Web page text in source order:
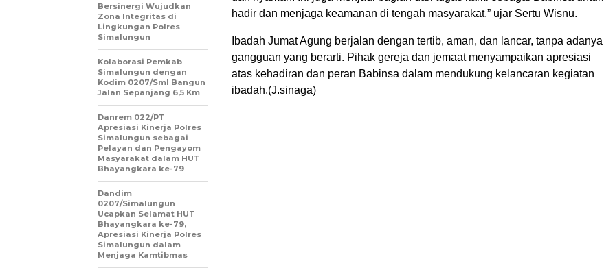
hadir dan menjaga keamanan di tengah masyarakat,” ujar Sertu Wisnu.
Ibadah Jumat Agung berjalan dengan tertib, aman, dan lancar, tanpa adanya
gangguan yang berarti. Pihak gereja dan jemaat menyampaikan apresiasi
atas kehadiran dan peran Babinsa dalam mendukung kelancaran kegiatan
ibadah.(J.sinaga)
Bersinergi Wujudkan
Zona Integritas di
Lingkungan Polres
Simalungun
Kolaborasi Pemkab
Simalungun dengan
Kodim 0207/Sml Bangun
Jalan Sepanjang 6,5 Km
Danrem 022/PT
Apresiasi Kinerja Polres
Simalungun sebagai
Pelayan dan Pengayom
Masyarakat dalam HUT
Bhayangkara ke-79
Dandim
0207/Simalungun
Ucapkan Selamat HUT
Bhayangkara ke-79,
Apresiasi Kinerja Polres
Simalungun dalam
Menjaga Kamtibmas